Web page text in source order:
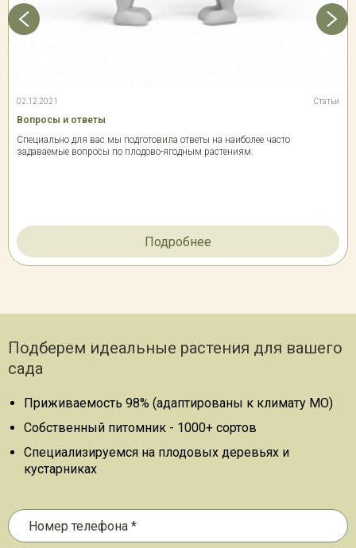
02.12.2021 Статьи
Вопросы и ответы
Специально для вас мы подготовила ответы на наиболее часто
задаваемые вопросы по плодово-ягодным растениям.
Подробнее
Подберем идеальные растения для вашего
сада
Приживаемость 98% (адаптированы к климату МО)
Собственный питомник - 1000+ сортов
Специализируемся на плодовых деревьях и
кустарниках